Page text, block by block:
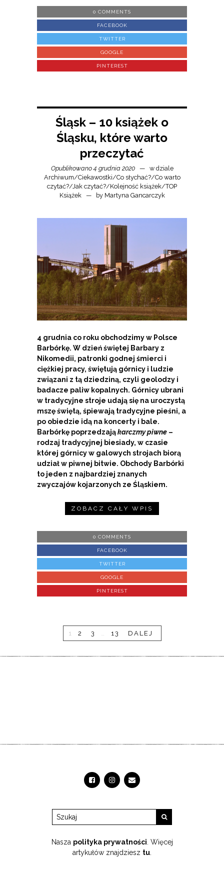
0 COMMENTS
FACEBOOK
TWITTER
GOOGLE
PINTEREST
Śląsk – 10 książek o
Śląsku, które warto
przeczytać
Opublikowano 4 grudnia 2020
w dziale
Archiwum/Ciekawostki/Co słychać?/Co warto
czytać?/Jak czytać?/Kolejność książek/TOP
Książek
by Martyna Gancarczyk
4 grudnia co roku obchodzimy w Polsce
Barbórkę. W dzień świętej Barbary z
Nikomedii, patronki godnej śmierci i
ciężkiej pracy, świętują górnicy i ludzie
związani z tą dziedziną, czyli geolodzy i
badacze paliw kopalnych. Górnicy ubrani
w tradycyjne stroje udają się na uroczystą
mszę świętą, śpiewają tradycyjne pieśni, a
po obiedzie idą na koncerty i bale.
Barbórkę poprzedzająkarczmy piwne –
rodzaj tradycyjnej biesiady, w czasie
której górnicy w galowych strojach biorą
udział w piwnej bitwie. Obchody Barbórki
to jeden z najbardziej znanych
zwyczajów kojarzonych ze Śląskiem.
ZOBACZ CAŁY WPIS
0 COMMENTS
FACEBOOK
TWITTER
GOOGLE
PINTEREST
1 2 3 … 13 DALEJ
Nasza polityka prywatności. Więcej
artykułów znajdziesz tu.